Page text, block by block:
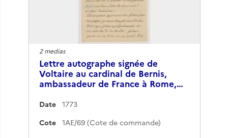
2 medias
Lettre autographe signée de
Voltaire au cardinal de Bernis,
ambassadeur de France à Rome,…
Date
1773
Cote
1AE/69 (Cote de commande)